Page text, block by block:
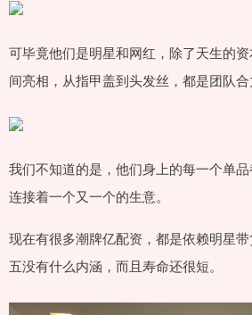
可毕竟他们是明星和网红，除了天生的
间亮相，从指甲盖到头发丝，都是团队合
我们不知道的是，他们身上的每一个单
连接着一个又一个的生意。
现在有很多潮牌亿配资，都是依赖明星
五没有什么内涵，而且寿命还很短。